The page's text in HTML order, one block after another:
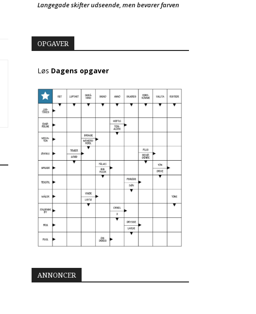
Langegade skifter udseende, men bevarer farven
OPGAVER
Løs Dagens opgaver
ANNONCER